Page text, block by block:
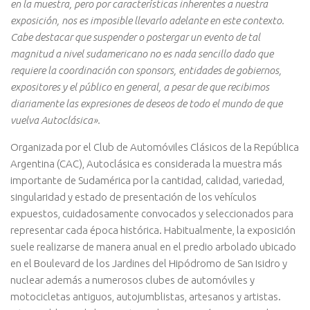
en la muestra, pero por características inherentes a nuestra
exposición, nos es imposible llevarlo adelante en este contexto.
Cabe destacar que suspender o postergar un evento de tal
magnitud a nivel sudamericano no es nada sencillo dado que
requiere la coordinación con sponsors, entidades de gobiernos,
expositores y el público en general, a pesar de que recibimos
diariamente las expresiones de deseos de todo el mundo de que
vuelva Autoclásica».
Organizada por el Club de Automóviles Clásicos de la República
Argentina (CAC), Autoclásica es considerada la muestra más
importante de Sudamérica por la cantidad, calidad, variedad,
singularidad y estado de presentación de los vehículos
expuestos, cuidadosamente convocados y seleccionados para
representar cada época histórica. Habitualmente, la exposición
suele realizarse de manera anual en el predio arbolado ubicado
en el Boulevard de los Jardines del Hipódromo de San Isidro y
nuclear además a numerosos clubes de automóviles y
motocicletas antiguos, autojumblistas, artesanos y artistas.